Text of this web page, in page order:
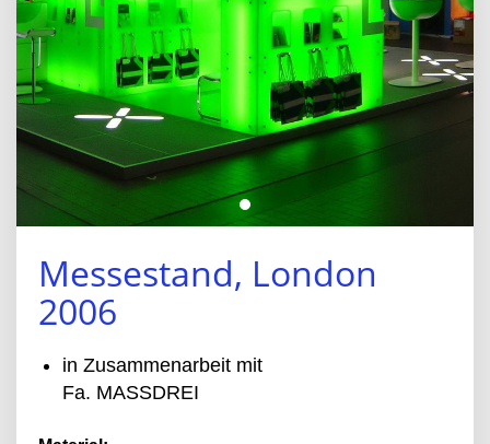
Messestand, London
2006
in Zusammenarbeit mit
Fa. MASSDREI